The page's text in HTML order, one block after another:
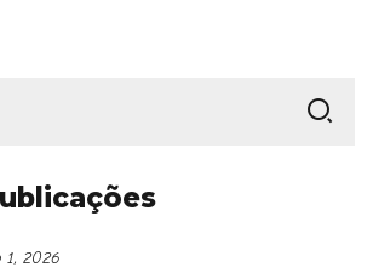
1, 2026